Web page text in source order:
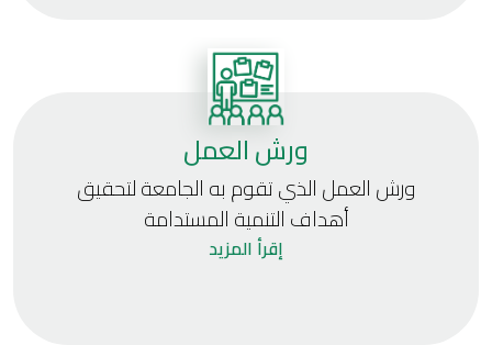
ورش العمل
ورش العمل الذي تقوم به الجامعة لتحقيق
أهداف التنمية المستدامة
إقرأ المزيد